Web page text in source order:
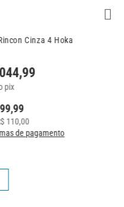
Tênis Feminino